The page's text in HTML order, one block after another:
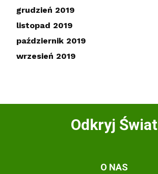
grudzień 2019
listopad 2019
październik 2019
wrzesień 2019
Odkryj Świat
O NAS